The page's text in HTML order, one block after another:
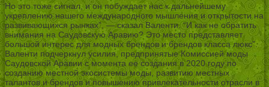
Но это тоже сигнал, и он побуждает нас к дальнейшему
укреплению нашего международного мышления и открытости на
развивающихся рынках”, — сказал Валенти. “И как не обратить
внимания на Саудовскую Аравию? Это место представляет
большой интерес для модных брендов и брендов класса люкс”.
Валенти подчеркнул усилия, предпринятые Комиссией моды
Саудовской Аравии с момента ее создания в 2020 году по
созданию местной экосистемы моды, развитию местных
талантов и брендов и повышению привлекательности отрасли в